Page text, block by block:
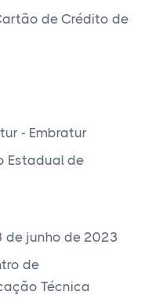
de Crédito de
- Embratur
Estadual de
de junho de 2023
de
Técnica